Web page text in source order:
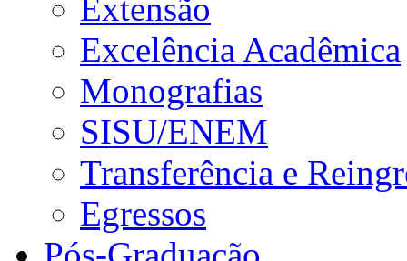
Extensão
Excelência Acadêmica
Monografias
SISU/ENEM
Transferência e
Egressos